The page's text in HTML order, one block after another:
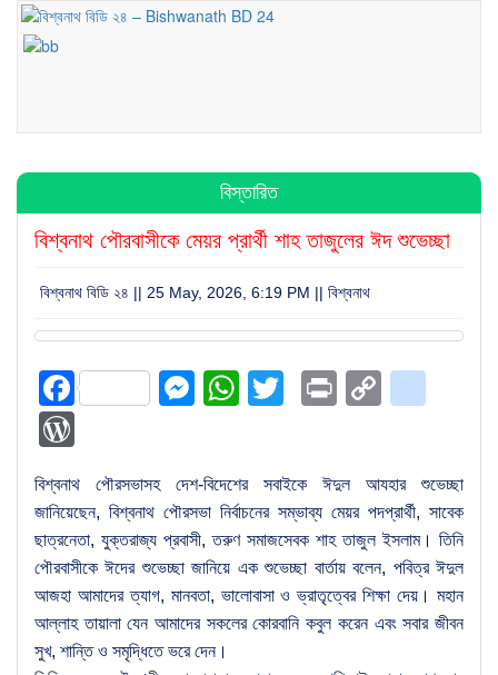
বিস্তারিত
বিশ্বনাথ পৌরবাসীকে মেয়র প্রার্থী শাহ তাজুলের ঈদ শুভেচ্ছা
বিশ্বনাথ বিডি ২৪ || 25 May, 2026, 6:19 PM || বিশ্বনাথ
FacebookMessenger
WhatsApp
Twitter
Print
বিশ্বনাথ পৌরসভাসহ দেশ-বিদেশের সবাইকে ঈদুল আযহার শুভেচ্ছা
জানিয়েছেন, বিশ্বনাথ পৌরসভা নির্বাচনের সম্ভাব্য মেয়র পদপ্রার্থী, সাবেক
ছাত্রনেতা, যুক্তরাজ্য প্রবাসী, তরুণ সমাজসেবক শাহ তাজুল ইসলাম। তিনি
পৌরবাসীকে ঈদের শুভেচ্ছা জানিয়ে এক শুভেচ্ছা বার্তায় বলেন, পবিত্র ঈদুল
আজহা আমাদের ত্যাগ, মানবতা, ভালোবাসা ও ভ্রাতৃত্বের শিক্ষা দেয়। মহান
আল্লাহ তায়ালা যেন আমাদের সকলের কোরবানি কবুল করেন এবং সবার জীবন
সুখ, শান্তি ও সমৃদ্ধিতে ভরে দেন।